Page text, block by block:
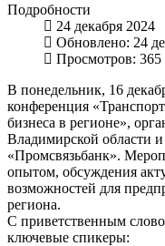
Подробности
24 декабря 2024
Обновлено: 24
Просмотров: 365
В понедельник, 16
конференция
бизнеса в регионе»,
Владимирской
«Промсвязьбанк».
опытом, обсуждения
возможностей для
региона.
С приветственным
ключевые спикеры: